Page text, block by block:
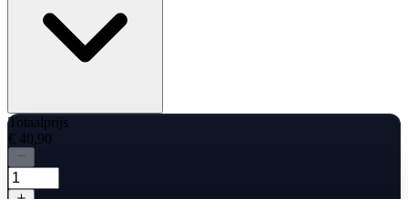
Totaalprijs
€ 40,90